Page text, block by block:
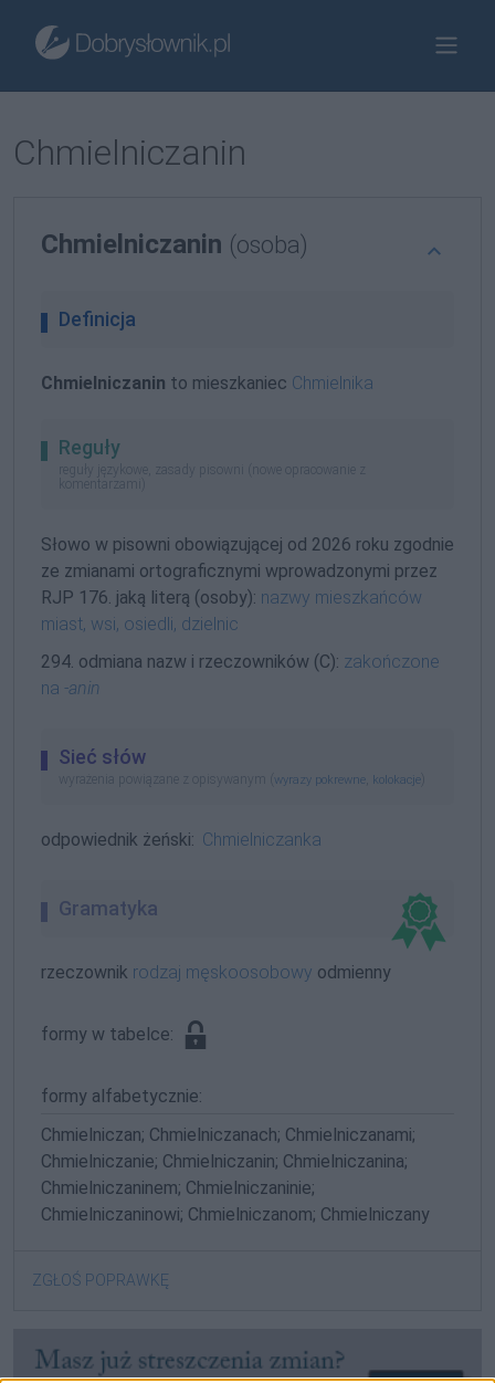
Chmielniczanin
Chmielniczanin (osoba)
Definicja
Chmielniczanin to mieszkaniec Chmielnika
Reguły
reguły językowe, zasady pisowni (nowe opracowanie z
komentarzami)
Słowo w pisowni obowiązującej od 2026 roku zgodnie
ze zmianami ortograficznymi wprowadzonymi przez
RJP 176. jaką literą (osoby): nazwy mieszkańców
miast, wsi, osiedli, dzielnic
294. odmiana nazw i rzeczowników (C): zakończone
na -anin
Sieć słów
wyrażenia powiązane z opisywanym ( wyrazy pokrewne kolokacje
odpowiednik żeński: Chmielniczanka
Gramatyka
rzeczownik rodzaj męskoosobowy odmienny
formy w tabelce:
formy alfabetycznie:
Chmielniczan; Chmielniczanach; Chmielniczanami;
Chmielniczanie; Chmielniczanin; Chmielniczanina;
Chmielniczaninem; Chmielniczaninie;
Chmielniczaninowi; Chmielniczanom; Chmielniczany
ZGŁOŚ POPRAWKĘ